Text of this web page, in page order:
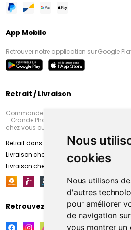
Nous
cookies
Nous utilisons
d'autres
pour améliorer
de navigation
vous montrer un
App Mobile
Retrouver notre application sur Google
Retrait / Livraison
Commandez en ligne et venez chercher
- Grande Pharmacie d’Amiens (Fachon)
chez vous ou en point retrait
Retrait dans la pharmacie d’Amiens
Livraison chez vous
Livraison chez votre commerçant
Retrouvez-nous sur vos réseaux